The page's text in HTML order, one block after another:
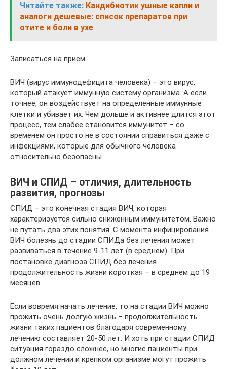
Читайте также: Кандибиотик ушные капли и
аналоги дешевые: список препаратов при
отите и боли в ухе
Записаться на прием
ВИЧ (вирус иммунодефицита человека) – это вирус,
который атакует иммунную систему организма. А если
точнее, он воздействует на определенные иммунные
клетки и убивает их. Чем дольше и активнее длится этот
процесс, тем слабее становится иммунитет – со
временем он просто не в состоянии справиться даже с
инфекциями, которые для обычного человека
относительно безопасны.
ВИЧ и СПИД – отличия, длительность
развития, прогнозы
СПИД – это конечная стадия ВИЧ, которая
характеризуется сильно сниженным иммунитетом. Важно
не путать два этих понятия. С момента инфицирования
ВИЧ болезнь до стадии СПИДа без лечения может
развиваться в течение 9-11 лет (в среднем). При
постановке диагноза СПИД без лечения
продолжительность жизни короткая – в среднем до 19
месяцев.
Если вовремя начать лечение, то на стадии ВИЧ можно
прожить очень долгую жизнь – продолжительность
жизни таких пациентов благодаря современному
лечению составляет 20-50 лет. И хоть при стадии СПИД
ситуация гораздо сложнее, но многие пациенты при
должном лечении и крепком организме могут прожить